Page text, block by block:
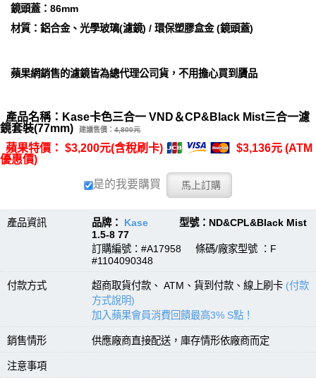
鏡頭蓋：86mm
材質：鋁合金、光學玻璃(濾鏡) / 環保塑膠盒金 (鏡頭蓋)
蘋果網銷售的濾鏡皆為總代理公司貨，不用擔心買到贗品
產品名稱：Kase卡色三合一 VND＆CP&Black Mist三合一濾
鏡套裝(77mm)
建議售價： 4,800元
蘋果特價： $3,200元(含稅刷卡)
$3,136元 (ATM
優惠價)
是的我要購買
產品資訊 品牌： Kase 型號：ND&CPL&Black Mist
1.5-8 77
訂購編號：#A17958 條碼/廠家型號 ：F
#1104090348
付款方式 超商取貨付款、 ATM、貨到付款、線上刷卡 (付款
方式說明)
加入蘋果會員消費回饋最高3% S點！
銷售情形 供應廠商直接配送，庫存情形依廠商而定
注意事項